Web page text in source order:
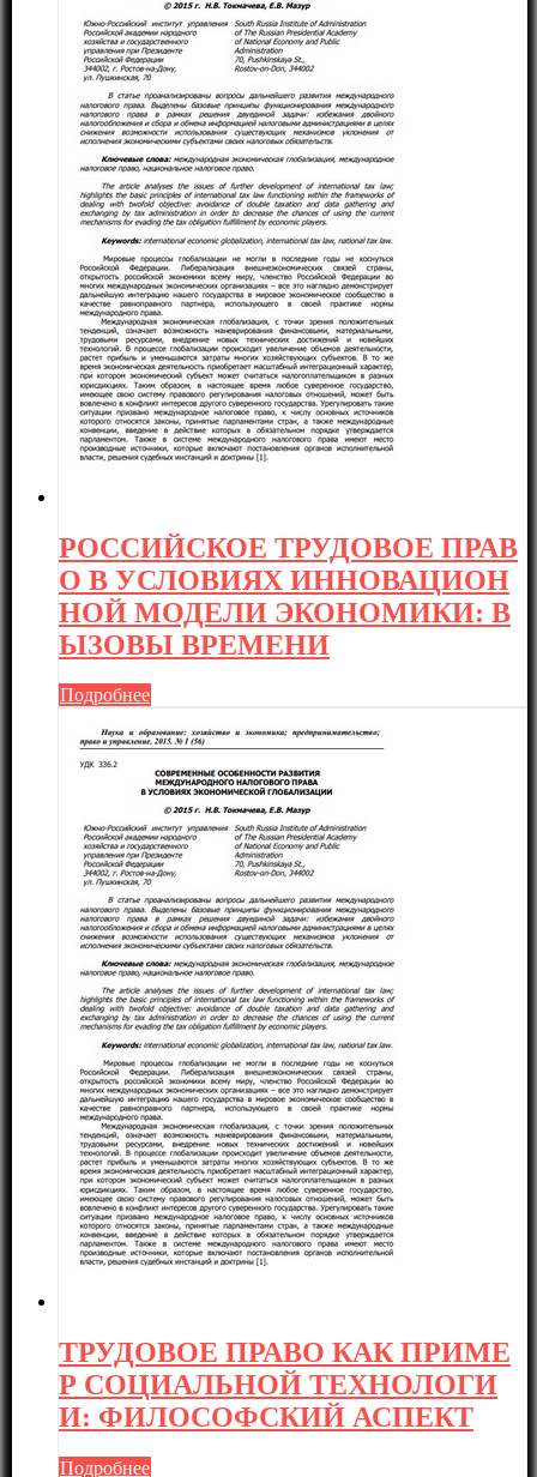
РОССИЙСКОЕ ТРУДОВОЕ ПРАВ
О В УСЛОВИЯХ ИННОВАЦИОН
НОЙ МОДЕЛИ ЭКОНОМИКИ: В
ЫЗОВЫ ВРЕМЕНИ
Подробнее
ТРУДОВОЕ ПРАВО КАК ПРИМЕ
Р СОЦИАЛЬНОЙ ТЕХНОЛОГИ
И: ФИЛОСОФСКИЙ АСПЕКТ
Подробнее